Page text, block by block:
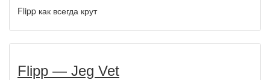
Flipp как всегда крут
Flipp — Jeg Vet